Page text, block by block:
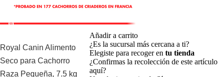
Royal Canin Alimento
Seco para Cachorro
Raza Pequeña, 7.5 kg
Añadir a carrito
¿Es la sucursal más cercana a ti?
Elegiste para recoger en tu tienda
¿Confirmas la recolección de este artículo
aquí?